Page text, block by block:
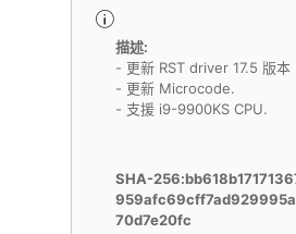
描述:
- 更新 RST driver 17.5 版本
- 更新 Microcode.
- 支援 i9-9900KS CPU.
SHA-
70d7e20fc